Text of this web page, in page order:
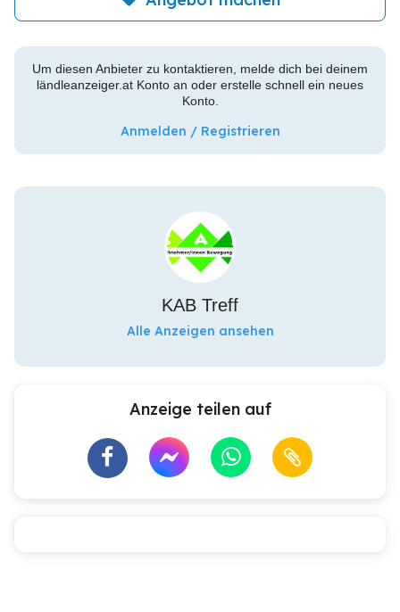
Um diesen Anbieter zu kontaktieren, melde dich bei deinem
ländleanzeiger.at Konto an oder erstelle schnell ein neues
Konto.
Anmelden / Registrieren
KAB Treff
Alle Anzeigen ansehen
Anzeige teilen auf